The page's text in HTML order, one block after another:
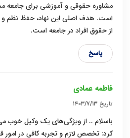
مشاوره حقوقی و آموزشی برای جامعه
است. هدف اصلی این نهاد، حفظ نظم و
از حقوق افراد در جامعه است.
پاسخ
فاطمه عمادی
تاریخ ۱۴۰۳/۷/۱۳
باسلام .. از ویژگی‌های یک وکیل خوب
کرد: تخصص لازم و تجربه کافی در امور